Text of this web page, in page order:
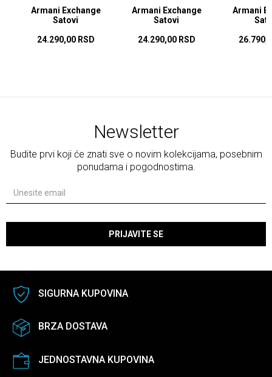
Armani Exchange
Satovi
24.290,00 RSD
Armani Exchange
Satovi
24.290,00 RSD
Armani
Newsletter
Budite prvi koji će znati sve o novim kolekcijama, posebnim
ponudama i pogodnostima.
PRIJAVITE SE
SIGURNA KUPOVINA
BRZA DOSTAVA
JEDNOSTAVNA KUPOVINA